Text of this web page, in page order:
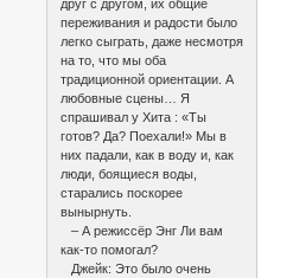
друг с другом, их общие
переживания и радости было
легко сыграть, даже несмотря
на то, что мы оба
традиционной ориентации. А
любовные сцены… Я
спрашивал у Хита : «Ты
готов? Да? Поехали!» Мы в
них падали, как в воду и, как
люди, боящиеся воды,
старались поскорее
вынырнуть.
– А режиссёр Энг Ли вам
как-то помогал?
Джейк: Это было очень